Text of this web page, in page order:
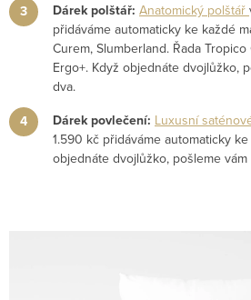
Dárek polštář: Anatomický polštář
přidáváme automaticky ke každé
Curem, Slumberland. Řada
Ergo+. Když objednáte dvojlůžko,
dva.
Dárek povlečení: Luxusní
1.590 kč přidáváme automaticky
objednáte dvojlůžko, pošleme